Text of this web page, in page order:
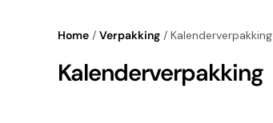
Home / Verpakking / Kalenderverpakking
C
Kalenderverpakking